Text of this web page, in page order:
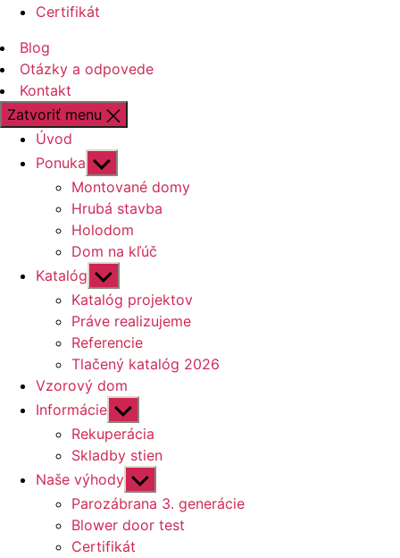
Certifikát
Blog
Otázky a odpovede
Kontakt
Zatvoriť menu
Úvod
Ponuka Zobraziť
druhú
úroveň
navigácie
Montované domy
Hrubá stavba
Holodom
Dom na kľúč
Katalóg Zobraziť
druhú
úroveň
navigácie
Katalóg projektov
Práve realizujeme
Referencie
Tlačený katalóg 2026
Vzorový dom
Informácie Zobraziť
druhú
úroveň
navigácie
Rekuperácia
Skladby stien
Naše výhody Zobraziť
druhú
úroveň
navigácie
Parozábrana 3. generácie
Blower door test
Certifikát